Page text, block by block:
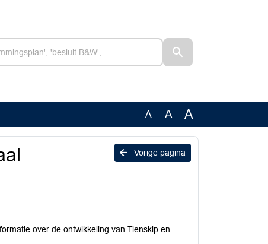
A A A
Vorige pagina
over de ontwikkeling van Tienskip en